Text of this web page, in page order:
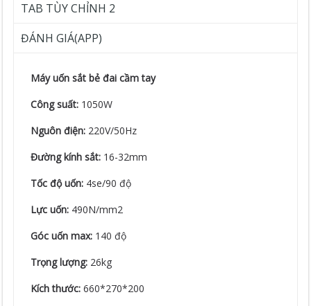
TAB TÙY CHỈNH 2
ĐÁNH GIÁ(APP)
Máy uốn sắt bẻ đai cầm tay
Công suất: 1050W
Nguôn điện: 220V/50Hz
Đường kính sắt: 16-32mm
Tốc độ uốn: 4se/90 độ
Lực uốn: 490N/mm2
Góc uốn max: 140 độ
Trọng lượng: 26kg
Kích thước:660*270*200